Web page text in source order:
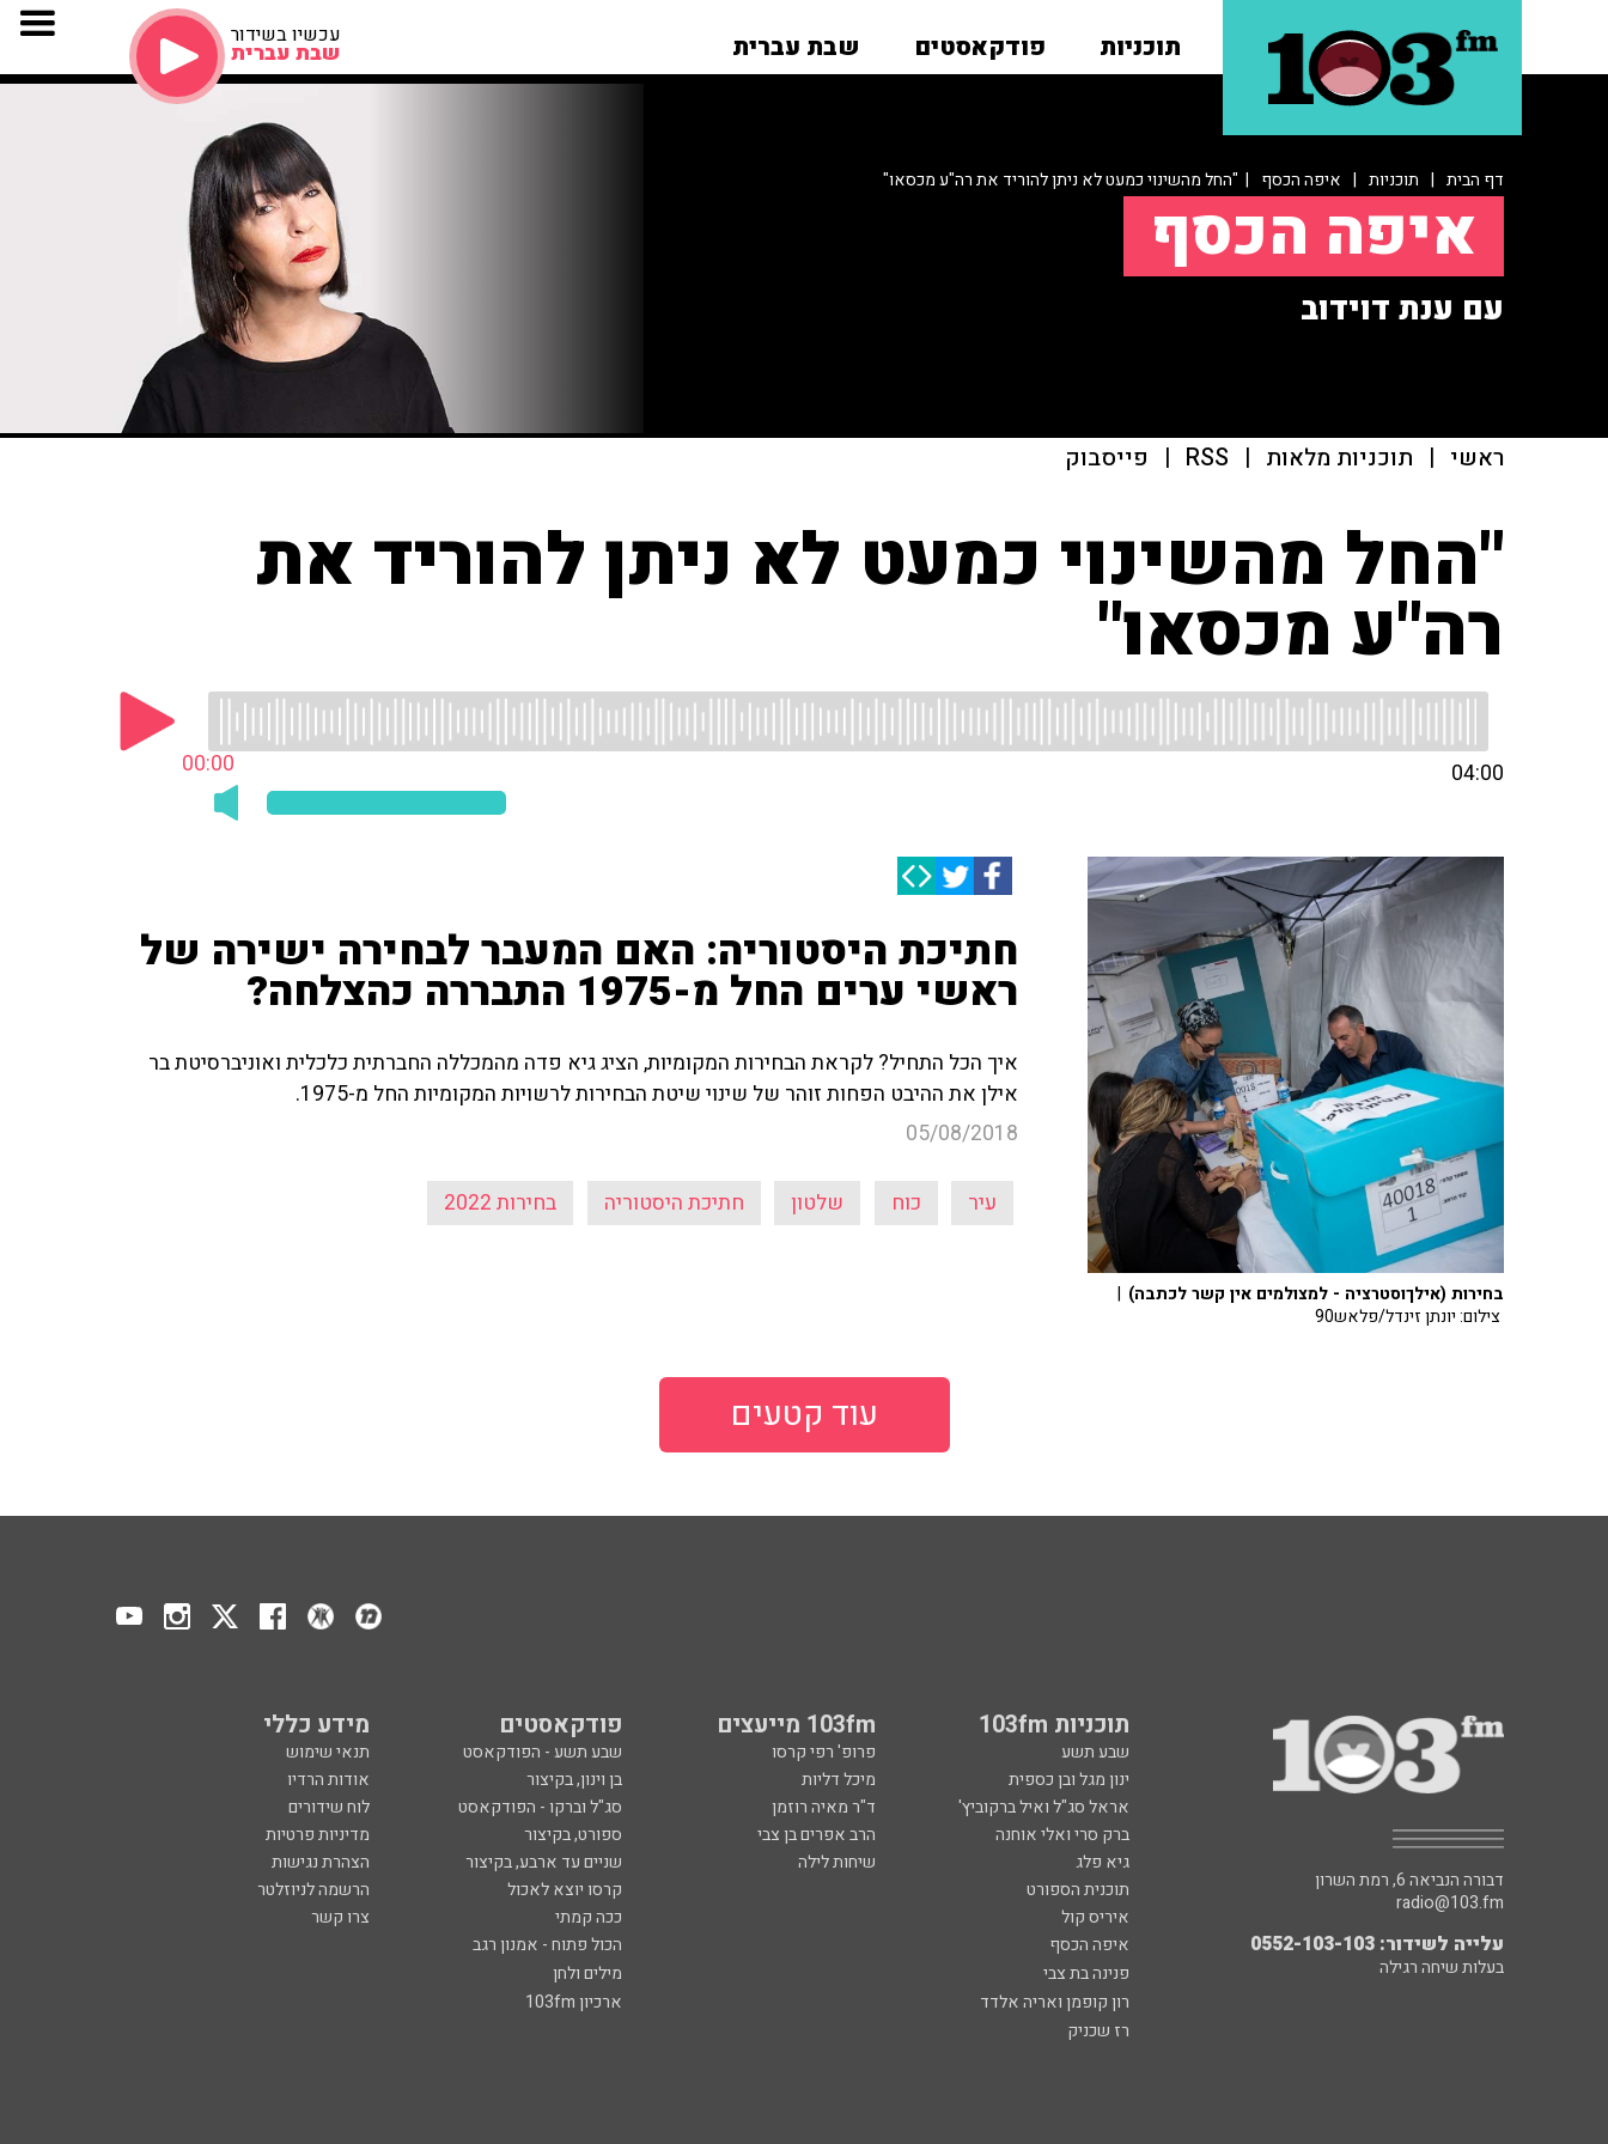
תוכניות פודקאסטים שבת עברית עכשיו בשידור
שבת עברית
דף הבית | תוכניות | איפה הכסף | "החל מהשינוי כמעט לא ניתן להוריד את רה"ע מכסאו"
איפה הכסף
עם ענת דוידוב
ראשי | תוכניות מלאות |
RSS
| פייסבוק
"החל מהשינוי כמעט לא ניתן להוריד את
רה"ע מכסאו"
00:00 04:00
חתיכת היסטוריה: האם המעבר לבחירה ישירה של
ראשי ערים החל מ-1975 התבררה כהצלחה?
איך הכל התחיל? לקראת הבחירות המקומיות, הציג גיא פדה מהמכללה החברתית כלכלית ואוניברסיטת בר
אילן את ההיבט הפחות זוהר של שינוי שיטת הבחירות לרשויות המקומיות החל מ-1975.
05/08/2018
עיר כוח שלטון חתיכת היסטוריה בחירות 2022
בחירות (אילךוסטרציה - למצולמים אין קשר לכתבה) |
צילום: יונתן זינדל/פלאש90
עוד קטעים
תוכניות 103fm 103fm מייעצים פודקאסטים מידע כללי
שבע תשע פרופ' רפי קרסו שבע תשע - הפודקאסט
תנאי שימוש
ינון מגל ובן כספית
מיכל דליות בן וינון, בקיצור
אודות הרדיו
אראל סג"ל ואיל ברקוביץ'
ד"ר מאיה רוזמן סג"ל וברקו - הפודקאסט
לוח שידורים
ברק סרי ואלי אוחנה
הרב אפרים בן צבי ספורט, בקיצור
מדיניות פרטיות
גיא פלג
שיחות לילה שניים עד ארבע, בקיצור
הצהרת נגישות
תוכנית הספורט
קרסו יוצא לאכול
הרשמה לניוזלטר
איריס קול
ככה קמתי
צרו קשר
איפה הכסף
הכול פתוח - אמנון רגב
פנינה בת צבי
מילים ולחן
רון קופמן ואריה אלדד
ארכיון 103fm
רז שכניק
דבורה הנביאה 6, רמת השרון
radio@103.fm
עלייה לשידור: 0552-103-103
בעלות שיחה רגילה